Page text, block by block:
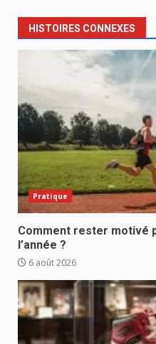
HISTOIRES CONNEXES
Pratique
Comment rester motivé
l’année ?
6 août 2026